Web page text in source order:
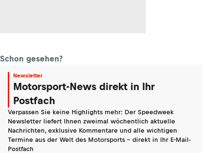
Schon gesehen?
Newsletter
Motorsport-News direkt in Ihr
Postfach
Verpassen Sie keine Highlights mehr: Der Speedweek
Newsletter liefert Ihnen zweimal wöchentlich aktuelle
Nachrichten, exklusive Kommentare und alle wichtigen
Termine aus der Welt des Motorsports - direkt in Ihr E-Mail-
Postfach